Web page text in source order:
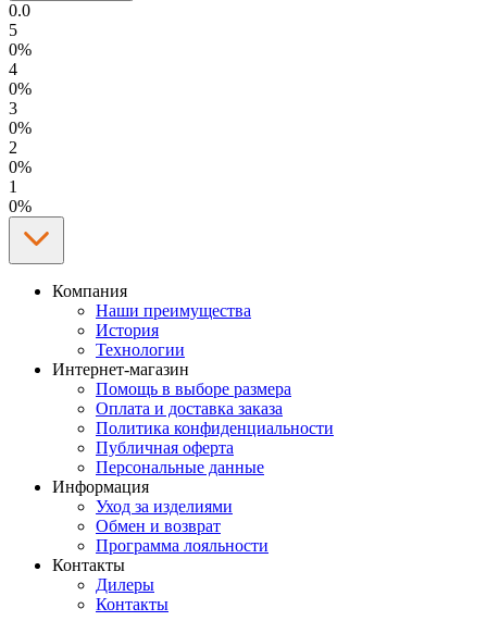
0.0
5
0%
4
0%
3
0%
2
0%
1
0%
Компания
Наши преимущества
История
Технологии
Интернет-магазин
Помощь в выборе размера
Оплата и доставка заказа
Политика конфиденциальности
Публичная оферта
Персональные данные
Информация
Уход за изделиями
Обмен и возврат
Программа лояльности
Контакты
Дилеры
Контакты